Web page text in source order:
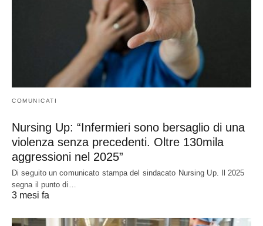
COMUNICATI
Nursing Up: “Infermieri sono bersaglio di una
violenza senza precedenti. Oltre 130mila
aggressioni nel 2025”
Di seguito un comunicato stampa del sindacato Nursing Up. Il 2025
segna il punto di…
3 mesi fa